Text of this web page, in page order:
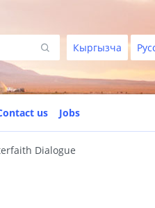
Кыргызча
us Jobs
Dialogue